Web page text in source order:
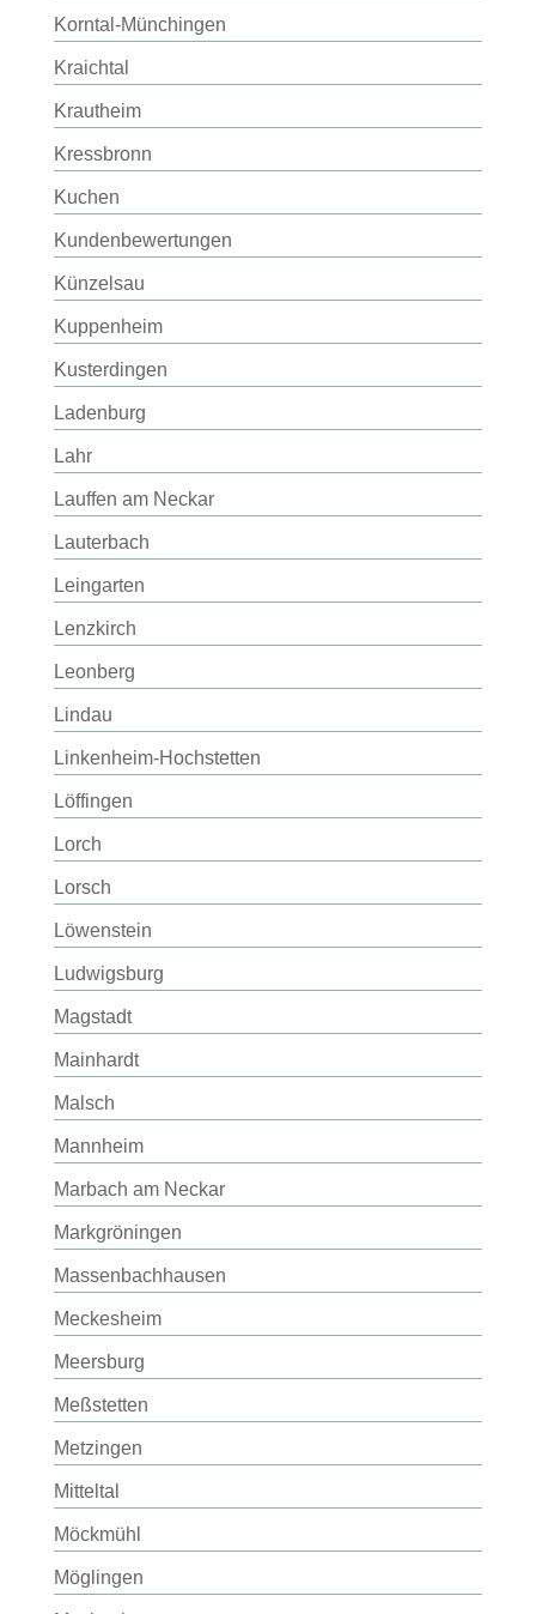
Korntal-Münchingen
Kraichtal
Krautheim
Kressbronn
Kuchen
Kundenbewertungen
Künzelsau
Kuppenheim
Kusterdingen
Ladenburg
Lahr
Lauffen am Neckar
Lauterbach
Leingarten
Lenzkirch
Leonberg
Lindau
Linkenheim-Hochstetten
Löffingen
Lorch
Lorsch
Löwenstein
Ludwigsburg
Magstadt
Mainhardt
Malsch
Mannheim
Marbach am Neckar
Markgröningen
Massenbachhausen
Meckesheim
Meersburg
Meßstetten
Metzingen
Mitteltal
Möckmühl
Möglingen